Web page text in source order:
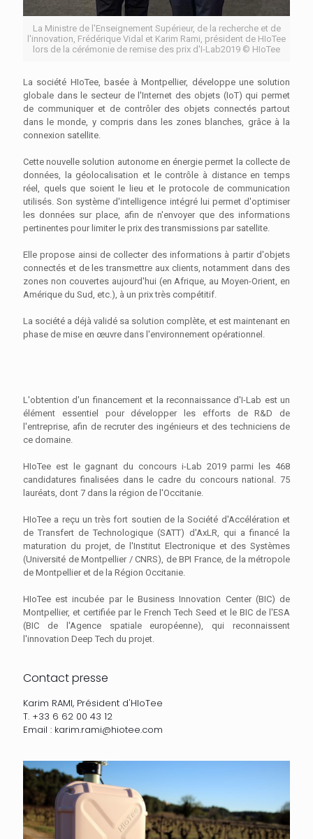
La Ministre de l'Enseignement Supérieur, de la recherche et de
l'innovation, Frédérique Vidal et Karim Rami, président de HIoTee
lors de la cérémonie de remise des prix d'I-Lab2019 © HIoTee
La société HIoTee, basée à Montpellier, développe une solution
globale dans le secteur de l'Internet des objets (IoT) qui permet
de communiquer et de contrôler des objets connectés partout
dans le monde, y compris dans les zones blanches, grâce à la
connexion satellite.
Cette nouvelle solution autonome en énergie permet la collecte de
données, la géolocalisation et le contrôle à distance en temps
réel, quels que soient le lieu et le protocole de communication
utilisés. Son système d'intelligence intégré lui permet d'optimiser
les données sur place, afin de n'envoyer que des informations
pertinentes pour limiter le prix des transmissions par satellite.
Elle propose ainsi de collecter des informations à partir d'objets
connectés et de les transmettre aux clients, notamment dans des
zones non couvertes aujourd'hui (en Afrique, au Moyen-Orient, en
Amérique du Sud, etc.), à un prix très compétitif.
La société a déjà validé sa solution complète, et est maintenant en
phase de mise en œuvre dans l'environnement opérationnel.
L'obtention d'un financement et la reconnaissance d'I-Lab est un
élément essentiel pour développer les efforts de R&D de
l'entreprise, afin de recruter des ingénieurs et des techniciens de
ce domaine.
HIoTee est le gagnant du concours i-Lab 2019 parmi les 468
candidatures finalisées dans le cadre du concours national. 75
lauréats, dont 7 dans la région de l'Occitanie.
HIoTee a reçu un très fort soutien de la Société d'Accélération et
de Transfert de Technologique (SATT) d'AxLR, qui a financé la
maturation du projet, de l'Institut Electronique et des Systèmes
(Université de Montpellier / CNRS), de BPI France, de la métropole
de Montpellier et de la Région Occitanie.
HIoTee est incubée par le Business Innovation Center (BIC) de
Montpellier, et certifiée par le French Tech Seed et le BIC de l'ESA
(BIC de l'Agence spatiale européenne), qui reconnaissent
l'innovation Deep Tech du projet.
Contact presse
Karim RAMI, Président d'HIoTee
T. +33 6 62 00 43 12
Email : karim.rami@hiotee.com